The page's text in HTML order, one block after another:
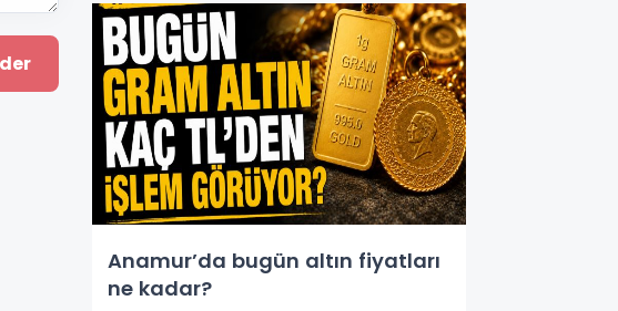
Anamur’da bugün altın fiyatları
ne kadar?